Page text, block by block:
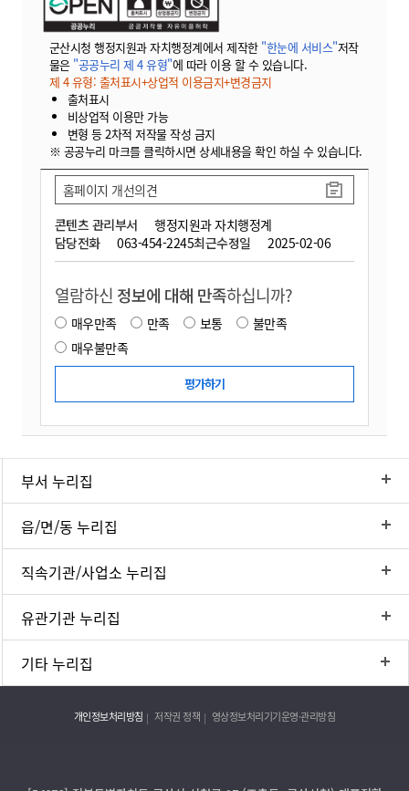
군산시청 행정지원과 자치행정계에서 제작한 "한눈에 서비스"저작
물은 "공공누리 제 4 유형"에 따라 이용 할 수 있습니다.
제 4 유형: 출처표시+상업적 이용금지+변경금지
출처표시
비상업적 이용만 가능
변형 등 2차적 저작물 작성 금지
※ 공공누리 마크를 클릭하시면 상세내용을 확인 하실 수 있습니다.
콘텐츠 관리부서
행정지원과 자치행정계
담당전화
063-454-2245최근수정일 2025-02-06
홈페이지 개선의견
열람하신 정보에 대해 만족하십니까?
매우만족 만족 보통
불만족
매우불만족
부서 누리집
읍/면/동 누리집
직속기관/사업소 누리집
유관기관 누리집
기타 누리집
개인정보처리방침 저작권 정책 영상정보처리기기운영·관리방침